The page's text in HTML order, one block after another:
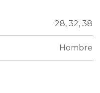
28, 32, 38
Hombre